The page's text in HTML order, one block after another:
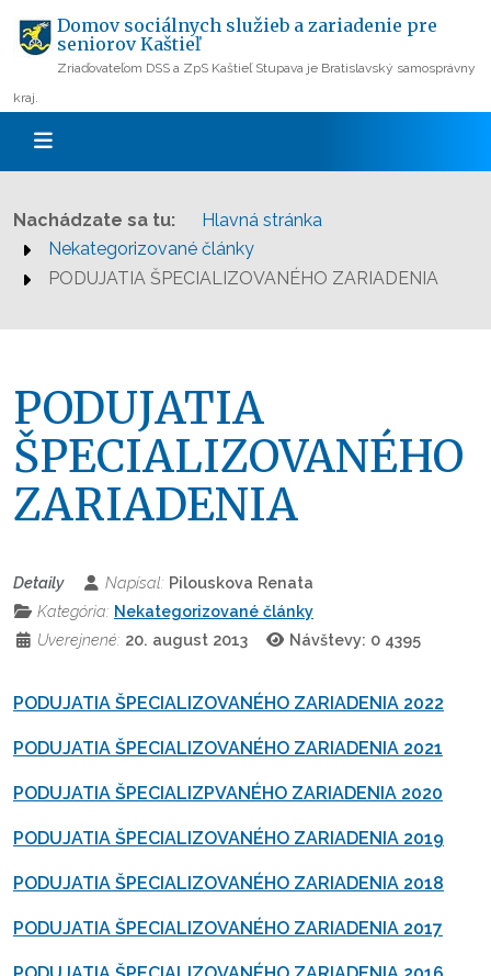
Domov sociálnych služieb a zariadenie pre
seniorov Kaštieľ
Zriaďovateľom DSS a ZpS Kaštieľ Stupava je Bratislavský samosprávny
kraj.
Nachádzate sa tu:
Hlavná stránka
Nekategorizované články
PODUJATIA ŠPECIALIZOVANÉHO ZARIADENIA
PODUJATIA
ŠPECIALIZOVANÉHO
ZARIADENIA
Detaily Napísal: Pilouskova Renata
Kategória: Nekategorizované články
Uverejnené: 20. august 2013 Návštevy: 0 4395
PODUJATIA ŠPECIALIZOVANÉHO ZARIADENIA 2022
PODUJATIA ŠPECIALIZOVANÉHO ZARIADENIA 2021
PODUJATIA ŠPECIALIZPVANÉHO ZARIADENIA 2020
PODUJATIA ŠPECIALIZOVANÉHO ZARIADENIA 2019
PODUJATIA ŠPECIALIZOVANÉHO ZARIADENIA 2018
PODUJATIA ŠPECIALIZOVANÉHO ZARIADENIA 2017